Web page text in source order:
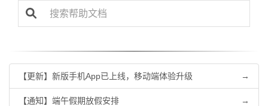
【更新】新版手机App已上线，移动端体验升级 →
【通知】端午假期放假安排 →